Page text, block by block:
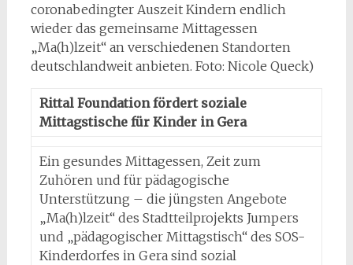
coronabedingter Auszeit Kindern endlich
wieder das gemeinsame Mittagessen
„Ma(h)lzeit“ an verschiedenen Standorten
deutschlandweit anbieten. Foto: Nicole Queck)
Rittal Foundation fördert soziale
Mittagstische für Kinder in Gera
Ein gesundes Mittagessen, Zeit zum
Zuhören und für pädagogische
Unterstützung – die jüngsten Angebote
„Ma(h)lzeit“ des Stadtteilprojekts Jumpers
und „pädagogischer Mittagstisch“ des SOS-
Kinderdorfes in Gera sind sozial